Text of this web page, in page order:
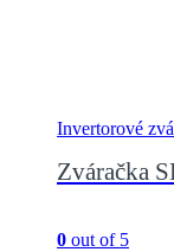
Invertorové
Zváračka
0 out of 5